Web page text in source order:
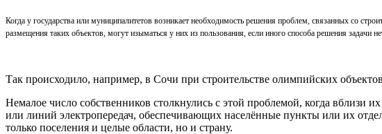
Когда у государства или муниципалитетов возникает необходимость решения проблем, связанных со
размещения таких объектов, могут изыматься у них из пользования, если иного способа решения задачи
Так происходило, например, в Сочи при строительстве олимпийских
Немалое число собственников столкнулись с этой проблемой, когда вблизи
или линий электропередач, обеспечивающих населённые пункты или их
только поселения и целые области, но и страну.